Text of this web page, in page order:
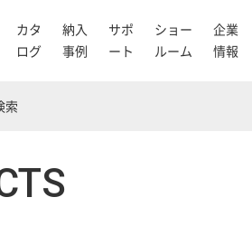
カタ
ログ
納入
事例
サポ
ート
ショー
ルーム
企業
情報
索